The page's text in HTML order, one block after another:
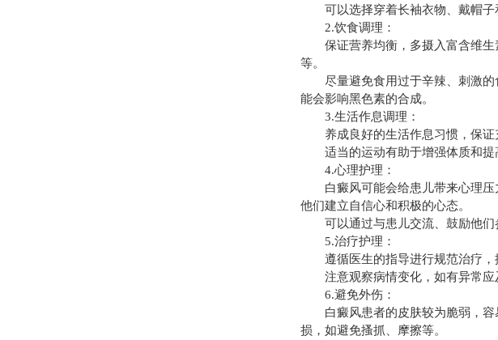
可以选择穿着长袖衣物、戴帽子
2.饮食调理：
保证营养均衡，多摄入富含维生
等。
尽量避免食用过于辛辣、刺激的
能会影响黑色素的合成。
3.生活作息调理：
养成良好的生活作息习惯，保证
适当的运动有助于增强体质和提
4.心理护理：
白癜风可能会给患儿带来心理压
他们建立自信心和积极的心态。
可以通过与患儿交流、鼓励他们
5.治疗护理：
遵循医生的指导进行规范治疗，
注意观察病情变化，如有异常应
6.避免外伤：
白癜风患者的皮肤较为脆弱，容
损，如避免搔抓、摩擦等。